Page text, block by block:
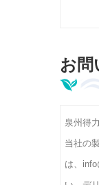
お問
泉州得
当社の
は、